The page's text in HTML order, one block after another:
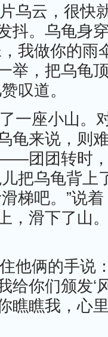
乌云，很快
抖。乌龟身
我做你的雨
举，把乌龟
叹道。
一座小山。
龟来说，则
团团转时
把乌龟背上
梯吧。”说
，滑下了山
他俩的手说
给你们颁发‘
瞧瞧我，心